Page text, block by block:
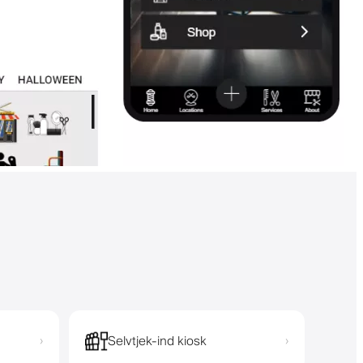
› Selvtjek-ind kiosk ›